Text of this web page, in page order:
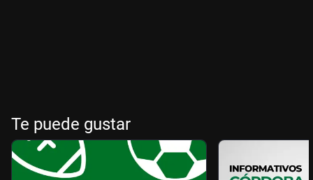
Te puede gustar